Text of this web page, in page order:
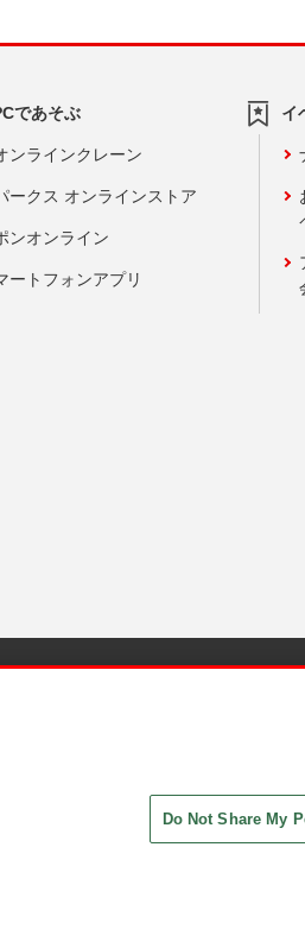
であそぶ
ンラインクレーン
ークス オンラインストア
ンオンライン
ートフォンアプリ
イ
Do Not Share My